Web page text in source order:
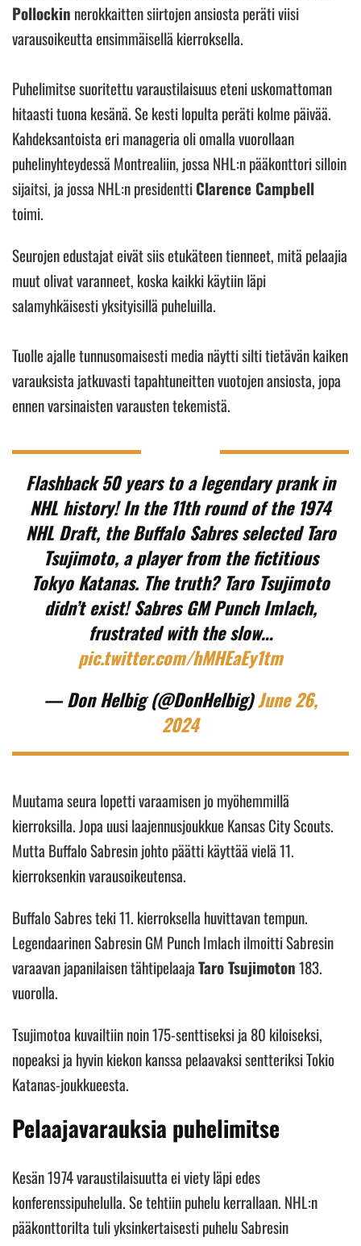
Pollockin nerokkaitten siirtojen ansiosta peräti viisi
varausoikeutta ensimmäisellä kierroksella.
Puhelimitse suoritettu varaustilaisuus eteni uskomattoman
hitaasti tuona kesänä. Se kesti lopulta peräti kolme päivää.
Kahdeksantoista eri manageria oli omalla vuorollaan
puhelinyhteydessä Montrealiin, jossa NHL:n pääkonttori silloin
sijaitsi, ja jossa NHL:n presidenttiClarence Campbell
toimi.
Seurojen edustajat eivät siis etukäteen tienneet, mitä pelaajia
muut olivat varanneet, koska kaikki käytiin läpi
salamyhkäisesti yksityisillä puheluilla.
Tuolle ajalle tunnusomaisesti media näytti silti tietävän kaiken
varauksista jatkuvasti tapahtuneitten vuotojen ansiosta, jopa
ennen varsinaisten varausten tekemistä.
Flashback 50 years to a legendary prank in
NHL history! In the 11th round of the 1974
NHL Draft, the Buffalo Sabres selected Taro
Tsujimoto, a player from the fictitious
Tokyo Katanas. The truth? Taro Tsujimoto
didn’t exist! Sabres GM Punch Imlach,
frustrated with the slow…
pic.twitter.com/hMHEaEy1tm
— Don Helbig (@DonHelbig)June 26,
2024
Muutama seura lopetti varaamisen jo myöhemmillä
kierroksilla. Jopa uusi laajennusjoukkue Kansas City Scouts.
Mutta Buffalo Sabresin johto päätti käyttää vielä 11.
kierroksenkin varausoikeutensa.
Buffalo Sabres teki 11. kierroksella huvittavan tempun.
Legendaarinen Sabresin GM Punch Imlach ilmoitti Sabresin
varaavan japanilaisen tähtipelaajaTaro Tsujimoton183.
vuorolla.
Tsujimotoa kuvailtiin noin 175-senttiseksi ja 80 kiloiseksi,
nopeaksi ja hyvin kiekon kanssa pelaavaksi sentteriksi Tokio
Katanas-joukkueesta.
Pelaajavarauksia puhelimitse
Kesän 1974 varaustilaisuutta ei viety läpi edes
konferenssipuhelulla. Se tehtiin puhelu kerrallaan. NHL:n
pääkonttorilta tuli yksinkertaisesti puhelu Sabresin